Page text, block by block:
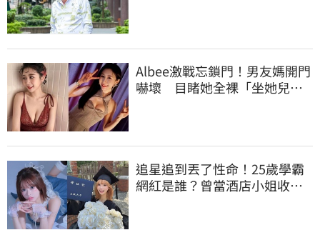
Albee激戰忘鎖門！男友媽開門
嚇壞 目睹她全裸「坐她兒子
追星追到丟了性命！25歲學霸
網紅是誰？曾當酒店小姐收入